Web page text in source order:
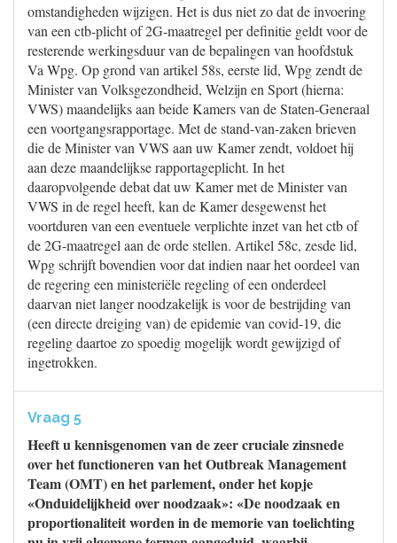
omstandigheden wijzigen. Het is dus niet zo dat de invoering
van een ctb-plicht of 2G-maatregel per definitie geldt voor de
resterende werkingsduur van de bepalingen van hoofdstuk
Va Wpg. Op grond van artikel 58s, eerste lid, Wpg zendt de
Minister van Volksgezondheid, Welzijn en Sport (hierna:
VWS) maandelijks aan beide Kamers van de Staten-Generaal
een voortgangsrapportage. Met de stand-van-zaken brieven
die de Minister van VWS aan uw Kamer zendt, voldoet hij
aan deze maandelijkse rapportageplicht. In het
daaropvolgende debat dat uw Kamer met de Minister van
VWS in de regel heeft, kan de Kamer desgewenst het
voortduren van een eventuele verplichte inzet van het ctb of
de 2G-maatregel aan de orde stellen. Artikel 58c, zesde lid,
Wpg schrijft bovendien voor dat indien naar het oordeel van
de regering een ministeriële regeling of een onderdeel
daarvan niet langer noodzakelijk is voor de bestrijding van
(een directe dreiging van) de epidemie van covid-19, die
regeling daartoe zo spoedig mogelijk wordt gewijzigd of
ingetrokken.
Vraag 5
Heeft u kennisgenomen van de zeer cruciale zinsnede
over het functioneren van het Outbreak Management
Team (OMT) en het parlement, onder het kopje
«Onduidelijkheid over noodzaak»: «De noodzaak en
proportionaliteit worden in de memorie van toelichting